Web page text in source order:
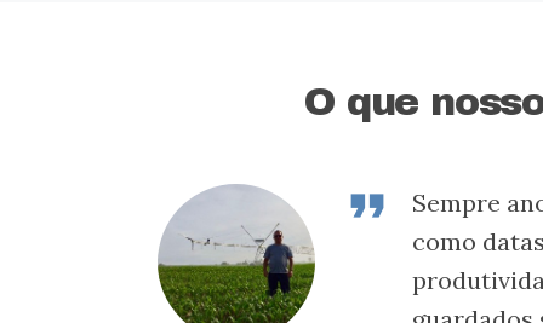
O que
format_quote
Sempre
como